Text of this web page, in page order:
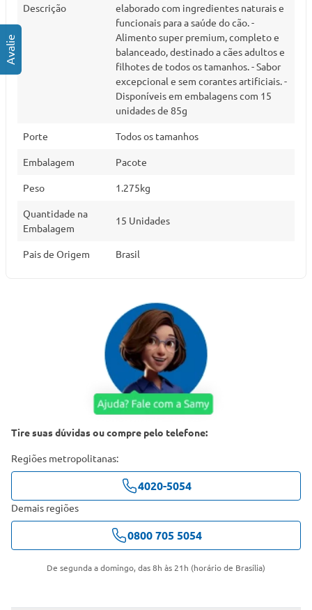
Descrição
elaborado com ingredientes naturais e
funcionais para a saúde do cão. -
Alimento super premium, completo e
balanceado, destinado a cães adultos e
filhotes de todos os tamanhos. - Sabor
excepcional e sem corantes artificiais. -
Disponíveis em embalagens com 15
unidades de 85g
Porte Todos os tamanhos
Embalagem Pacote
Peso 1.275kg
Quantidade na
Embalagem
15 Unidades
Pais de Origem Brasil
Tire suas dúvidas ou compre pelo telefone:
Regiões metropolitanas:
4020-5054
Demais regiões
0800 705 5054
De segunda a domingo, das 8h às 21h (horário de Brasília)